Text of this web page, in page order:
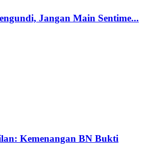
Jangan Main Sentime...
Kemenangan BN Bukti